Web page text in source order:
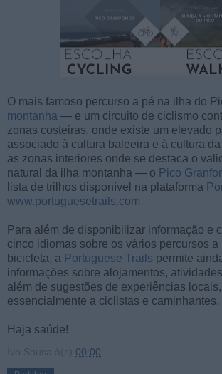
O mais famoso percurso a pé na ilha do
montanha — e um circuito de ciclismo
zonas costeiras, onde existe um elevado
associado à cultura baleeira e à cultura
as zonas interiores onde se destaca o
natural da ilha montanha — o Pico
lista de trilhos disponível na plataforma
www.portuguesetrails.com
Para além de disponibilizar informação e
cinco idiomas sobre os vários percursos a
bicicleta, a Portuguese Trails permite
informações sobre alojamentos,
além de sugestões de experiências
essencialmente a ciclistas e caminhantes.
Haja saúde!
Ivo Sousa à(s) 00:00